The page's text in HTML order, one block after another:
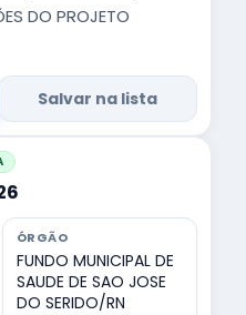
DO PROJETO
Salvar na lista
ÓRGÃO
FUNDO MUNICIPAL DE
SAUDE DE SAO JOSE
DO SERIDO/RN